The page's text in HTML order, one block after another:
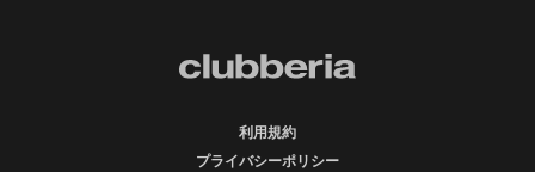
利用規約
プライバシーポリシー